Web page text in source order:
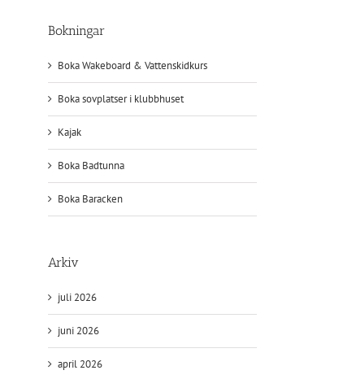
Bokningar
Boka Wakeboard & Vattenskidkurs
Boka sovplatser i klubbhuset
Kajak
Boka Badtunna
Boka Baracken
Arkiv
juli 2026
juni 2026
april 2026